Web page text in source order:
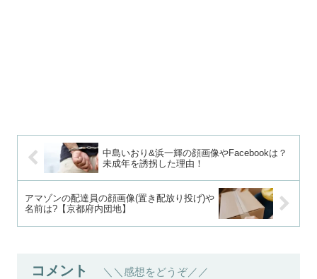
中島いおり&浜一輝の顔画像やFacebookは？
未成年を誘拐した理由！
アマゾンの配達員の顔画像(置き配放り投げ)や
名前は?【京都府内団地】
コメント ＼＼感想をどうぞ／／